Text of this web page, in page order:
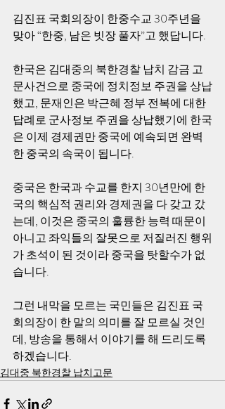
김진표 국회의장이 한중수교 30주년을
맞아 “한중, 남은 빗장 풀자”고 했답니다.
한국은 김대중의 북한경찰 납치 감금 고
문사건으로 중국에 정치정보 주권을 상납
했고, 문재인은 박근혜 정부 전복에 대한
답례로 군사정보 주권을 상납했기에 한국
은 이제 경제권만 중국에 예속되면 완벽
한 중국의 속국이 됩니다.
중국은 한국과 수교를 한지 30년만에 한
국의 핵심적 권리와 경제권을 다 갖고 갔
는데, 이것은 중국의 훌륭한 능력 때문이
아니고 좌익들의 잘못으로 저질러진 행위
가 초석이 된 것이라 중국을 탓할수가 없
습니다.
그런 내막을 모르는 국민들은 김진표 국
회의장이 한 말의 의미를 잘 모르실 것인
데, 방송을 통해서 이야기를 해 드리도록
하겠습니다.
김대중 북한경찰 납치고문